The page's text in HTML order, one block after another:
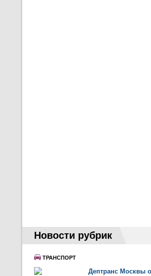
Новости рубрик
ТРАНСПОРТ
Дептранс Москвы